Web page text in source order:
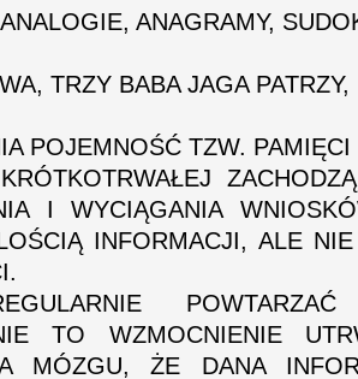
ANAGRAMY,
TRZY BABA JAGA PATRZY,
POJEMNOŚĆ TZW.
I WYCIĄGANIA
INFORMACJI, ALE
TO WZMOCNIENIE
MÓZGU, ŻE DANA